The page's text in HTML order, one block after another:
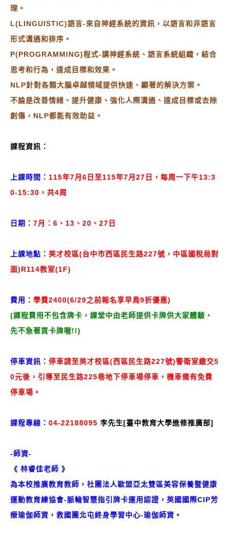
理。
L(LINGUISTIC)語言-來自神經系統的資訊，以語言和非語言
形式溝通和排序。
P(PROGRAMMING)程式-講神經系統、語言系統組織，結合
思考和行為，達成目標和效果。
NLP針對各類大腦卓越領域提供快速、顯著的解決方案。
不論是改善情緒、提升健康、強化人際溝通、達成目標或去除
創傷，NLP都能有效助益。
課程資訊：
上課時間： 115年7月6日至115年7月27日，每周一下午13:3
0-15:30，共4周
日期： 7月：6、13、20、27日
上課地點： 英才校區(台中市西區民生路227號，中區國稅局對
面)R114教室(1F)
費用： 學費2400(6/29之前報名享早鳥9折優惠)
(課程費用不包含牌卡，課堂中由老師提供卡牌供大家體驗，
先不急著買卡牌喔!!)
停車資訊： 停車請至英才校區(西區民生路227號)警衛室繳交5
0元後，引導至民生路225巷地下停車場停車，機車備有免費
停車場。
課程專線： 04-22188095 李先生[臺中教育大學進修推廣部]
-師資-
《 林睿佳老師 》
為本校推廣教育教師，社團法人歐盟亞太雙區美容保養暨健康
運動教育練協會-脈輪智慧指引牌卡運用認證，英國國際CIP芳
療瑜伽師資，救國團北屯終身學習中心-瑜伽師資。